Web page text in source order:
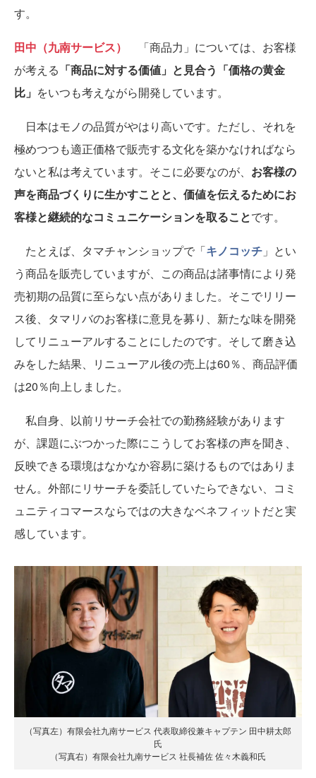
す。
田中（九南サービス）
「商品力」については、お客様
が考える 「商品に対する価値」と見合う「価格の黄金
比」 をいつも考えながら開発しています。
日本はモノの品質がやはり高いです。ただし、それを
極めつつも適正価格で販売する文化を築かなければなら
ないと私は考えています。そこに必要なのが、 お客様の
声を商品づくりに生かすことと、価値を伝えるためにお
客様と継続的なコミュニケーションを取ることです。
たとえば、タマチャンショップで「キノコッチ 」とい
う商品を販売していますが、この商品は諸事情により発
売初期の品質に至らない点がありました。そこでリリー
ス後、タマリバのお客様に意見を募り、新たな味を開発
してリニューアルすることにしたのです。そして磨き込
みをした結果、リニューアル後の売上は60％、商品評価
は20％向上しました。
私自身、以前リサーチ会社での勤務経験があります
が、課題にぶつかった際にこうしてお客様の声を聞き、
反映できる環境はなかなか容易に築けるものではありま
せん。外部にリサーチを委託していたらできない、コミ
ュニティコマースならではの大きなベネフィットだと実
感しています。
（写真左）有限会社九南サービス 代表取締役兼キャプテン 田中耕太郎
氏
（写真右）有限会社九南サービス 社長補佐 佐々木義和氏